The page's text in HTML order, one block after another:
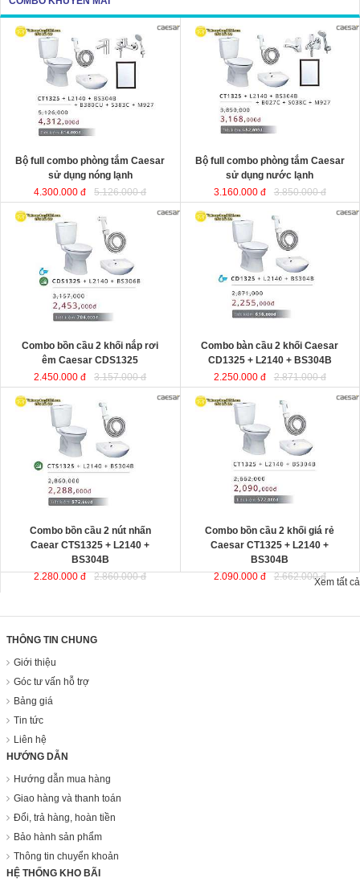
Bộ full combo phòng tắm Caesar
sử dụng nóng lạnh
4.300.000 đ
5.126.000 đ
Bộ full combo phòng tắm Caesar
sử dụng nước lạnh
3.160.000 đ
3.850.000 đ
Combo bồn cầu 2 khối nắp rơi
êm Caesar CDS1325
2.450.000 đ
3.157.000 đ
Combo bàn cầu 2 khối Caesar
CD1325 + L2140 + BS304B
2.250.000 đ
2.871.000 đ
Combo bồn cầu 2 nút nhấn
Caear CTS1325 + L2140 +
BS304B
2.280.000 đ
2.860.000 đ
Combo bồn cầu 2 khối giá rẻ
Caesar CT1325 + L2140 +
BS304B
2.090.000 đ
2.662.000 đXem tất cả
THÔNG TIN CHUNG
Giới thiệu
Góc tư vấn hỗ trợ
Bảng giá
Tin tức
Liên hệ
HƯỚNG DẪN
Hướng dẫn mua hàng
Giao hàng và thanh toán
Đổi, trả hàng, hoàn tiền
Bảo hành sản phẩm
Thông tin chuyển khoản
HỆ THỐNG KHO BÃI